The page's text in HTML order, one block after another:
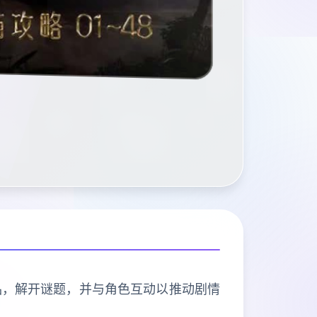
解开谜题，并与角色互动以推动剧情